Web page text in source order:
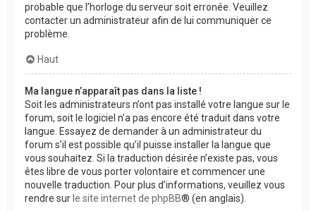
probable que l’horloge du serveur soit erronée. Veuillez
contacter un administrateur afin de lui communiquer ce
problème.
Haut
Ma langue n’apparaît pas dans la liste !
Soit les administrateurs n’ont pas installé votre langue sur le
forum, soit le logiciel n’a pas encore été traduit dans votre
langue. Essayez de demander à un administrateur du
forum s’il est possible qu’il puisse installer la langue que
vous souhaitez. Si la traduction désirée n’existe pas, vous
êtes libre de vous porter volontaire et commencer une
nouvelle traduction. Pour plus d’informations, veuillez vous
rendre sur le site internet de phpBB® (en anglais).